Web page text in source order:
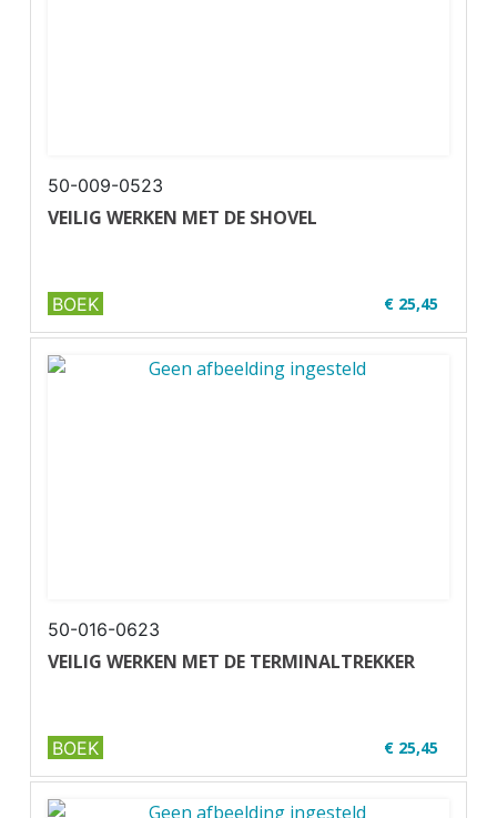
50-009-0523
VEILIG WERKEN MET DE SHOVEL
€ 25,45
✔ U30-1
✔ Zwart-wit
BOEK
50-016-0623
VEILIG WERKEN MET DE TERMINALTREKKER
€ 25,45
✔ U16-2
✔ Zwart-wit
BOEK